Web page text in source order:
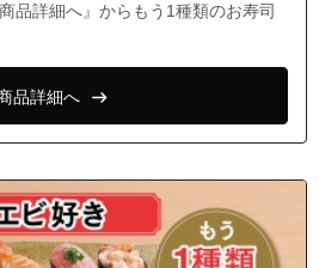
品詳細へ』からもう1種類のお寿司
品詳細へ